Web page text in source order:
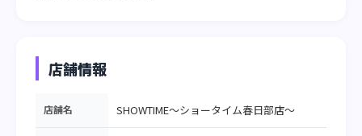
店舗情報
店舗名 SHOWTIME～ショータイム春日部店～